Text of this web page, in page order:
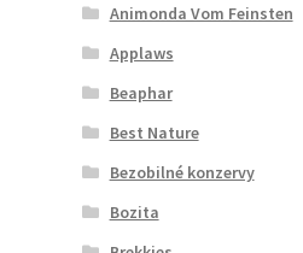
Animonda Vom Feinsten
Applaws
Beaphar
Best Nature
Bezobilné konzervy
Bozita